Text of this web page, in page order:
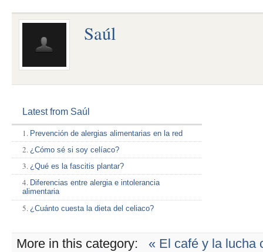
Saúl
Latest from Saúl
Prevención de alergias alimentarias en la red
¿Cómo sé si soy celíaco?
¿Qué es la fascitis plantar?
Diferencias entre alergia e intolerancia
alimentaria
¿Cuánto cuesta la dieta del celiaco?
More in this category:
« El café y la lucha